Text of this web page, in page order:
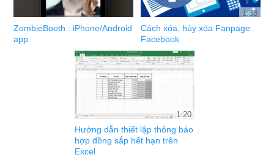
ZombieBooth : iPhone/Android
app
1:33
Cách xóa, hủy xóa Fanpage
Facebook
1:20
Hướng dẫn thiết lập thông báo
hợp đồng sắp hết hạn trên
Excel